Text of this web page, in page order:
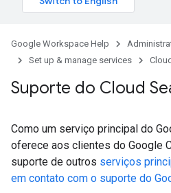
Google Workspace Help
Set up & manage services
Suporte do Cloud
Como um serviço principal do
oferece aos clientes do Google
suporte de outros serviços
em contato com o suporte do